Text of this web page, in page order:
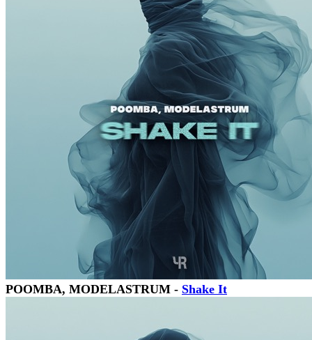
POOMBA, MODELASTRUM - Shake It